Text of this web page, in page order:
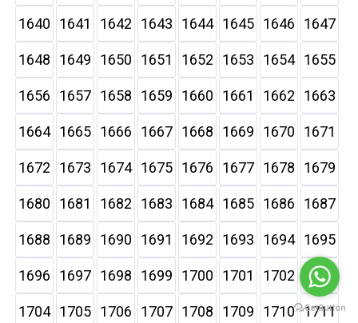
1640 1641 1642 1643 1644 1645 1646 1647
1648 1649 1650 1651 1652 1653 1654 1655
1656 1657 1658 1659 1660 1661 1662 1663
1664 1665 1666 1667 1668 1669 1670 1671
1672 1673 1674 1675 1676 1677 1678 1679
1680 1681 1682 1683 1684 1685 1686 1687
1688 1689 1690 1691 1692 1693 1694 1695
1696 1697 1698 1699 1700 1701 1702 1703
1704 1705 1706 1707 1708 1709 1710 1711